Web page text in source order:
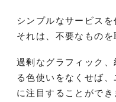
シンプルなサービスを
それは、不要なものを
過剰なグラフィック
る色使いをなくせば
に注目することがで